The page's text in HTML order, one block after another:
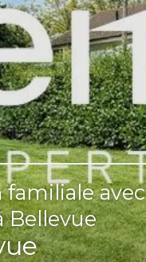
familiale avec
Bellevue